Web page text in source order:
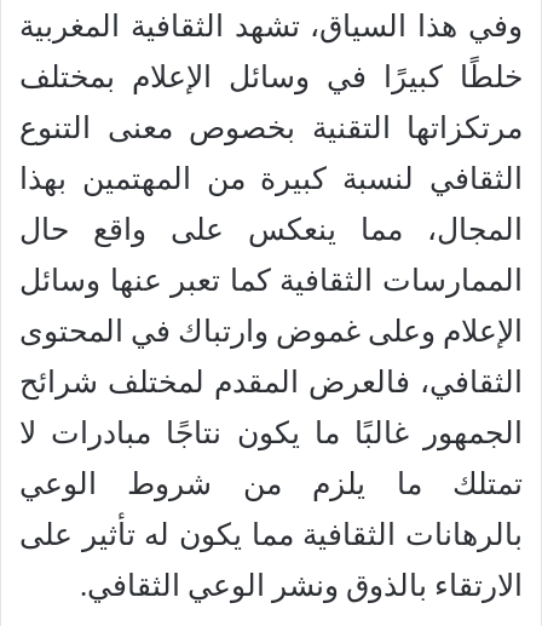
وفي هذا السياق، تشهد الثقافية المغربية
خلطًا كبيرًا في وسائل الإعلام بمختلف
مرتكزاتها التقنية بخصوص معنى التنوع
الثقافي لنسبة كبيرة من المهتمين بهذا
المجال، مما ينعكس على واقع حال
الممارسات الثقافية كما تعبر عنها وسائل
الإعلام وعلى غموض وارتباك في المحتوى
الثقافي، فالعرض المقدم لمختلف شرائح
الجمهور غالبًا ما يكون نتاجًا مبادرات لا
تمتلك ما يلزم من شروط الوعي
بالرهانات الثقافية مما يكون له تأثير على
الارتقاء بالذوق ونشر الوعي الثقافي.